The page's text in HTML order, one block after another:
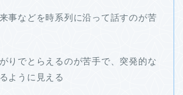
事などを時系列に沿って話すのが苦
りでとらえるのが苦手で、突発的な
ように見える